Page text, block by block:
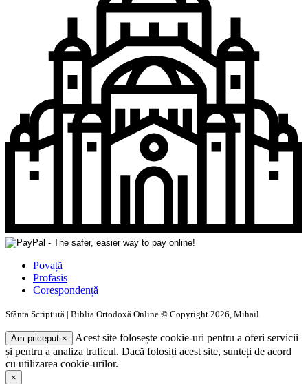
Povață
Profasis
Corespondență
Sfânta Scriptură | Biblia Ortodoxă Online © Copyright 2026, Mihail
Am priceput ×
Acest site folosește cookie-uri pentru a oferi servicii
și pentru a analiza traficul. Dacă folosiți acest site, sunteți de acord
cu utilizarea cookie-urilor.
×